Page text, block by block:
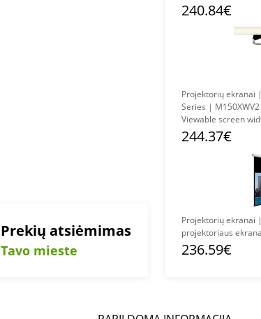
Prekių atsiėmimas
Tavo mieste
240.84€
Projektorių ekranai | Elite Screens | Manual
Series |
Viewable screen
244.37€
Projektorių ekranai | Avtek Video Electric 240
projektoriaus
236.59€